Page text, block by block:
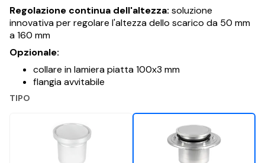
Regolazione continua dell'altezza: soluzione
innovativa per regolare l'altezza dello scarico da 50 mm
a 160 mm
Opzionale:
collare in lamiera piatta 100x3 mm
flangia avvitabile
TIPO